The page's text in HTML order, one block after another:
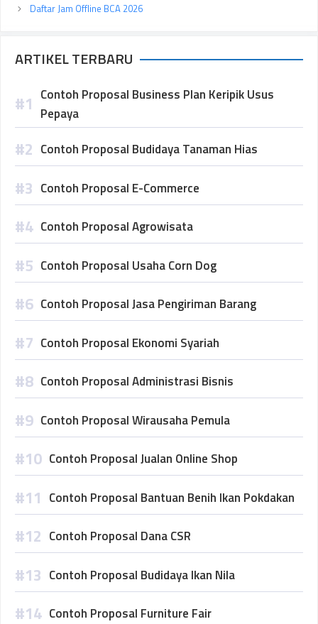
Daftar Jam Offline BCA 2026
ARTIKEL TERBARU
Contoh Proposal Business Plan Keripik Usus
Pepaya
Contoh Proposal Budidaya Tanaman Hias
Contoh Proposal E-Commerce
Contoh Proposal Agrowisata
Contoh Proposal Usaha Corn Dog
Contoh Proposal Jasa Pengiriman Barang
Contoh Proposal Ekonomi Syariah
Contoh Proposal Administrasi Bisnis
Contoh Proposal Wirausaha Pemula
Contoh Proposal Jualan Online Shop
Contoh Proposal Bantuan Benih Ikan Pokdakan
Contoh Proposal Dana CSR
Contoh Proposal Budidaya Ikan Nila
Contoh Proposal Furniture Fair